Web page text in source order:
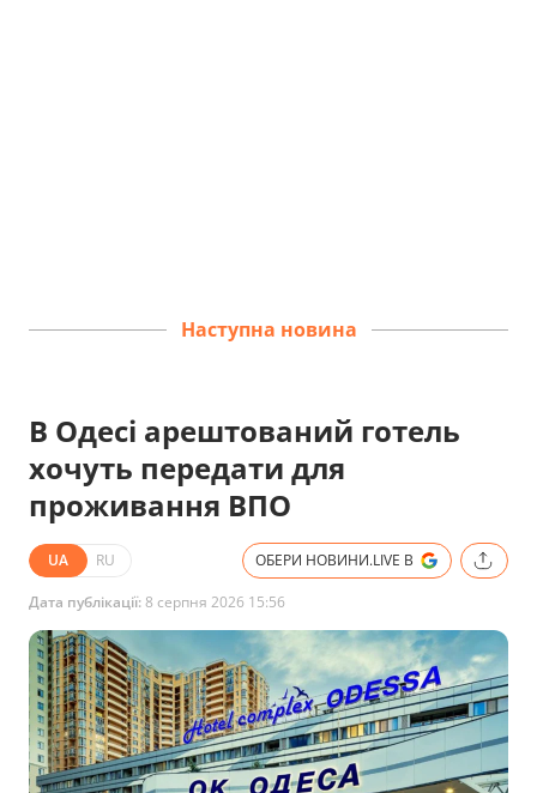
Наступна новина
В Одесі арештований готель
хочуть передати для
проживання ВПО
UA RU ОБЕРИ НОВИНИ.LIVE В
Дата публікації:8 серпня 2026 15:56